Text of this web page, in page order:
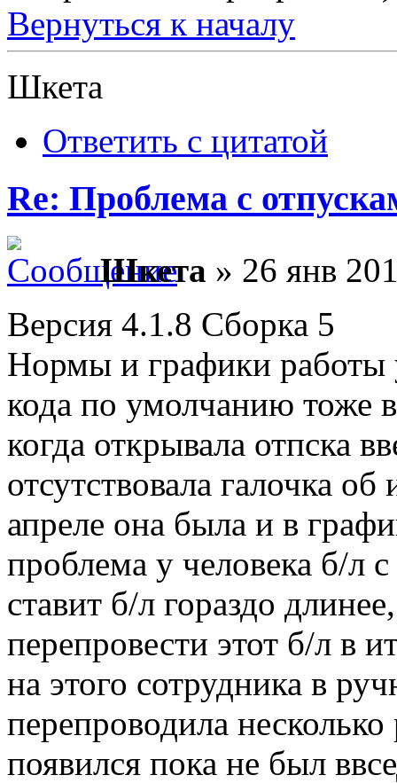
Вернуться к началу
Шкета
Ответить с цитатой
Re: Проблема с
Шкета » 26 янв
Версия 4.1.8 Сборка 5
Нормы и графики работы
кода по умолчанию тоже
когда открывала отпска
отсутствовала галочка
апреле она была и в
проблема у человека б/л
ставит б/л гораздо
перепровести этот б/л в
на этого сотрудника в
перепроводила
появился пока не был